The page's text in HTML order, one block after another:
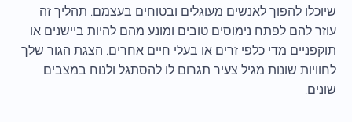
שיוכלו להפוך לאנשים מעוגלים ובטוחים בעצמם. תהליך זה
עוזר להם לפתח נימוסים טובים ומונע מהם להיות ביישנים או
תוקפניים מדי כלפי זרים או בעלי חיים אחרים. הצגת הגור שלך
לחוויות שונות מגיל צעיר תגרום לו להסתגל ולנוח במצבים
שונים.